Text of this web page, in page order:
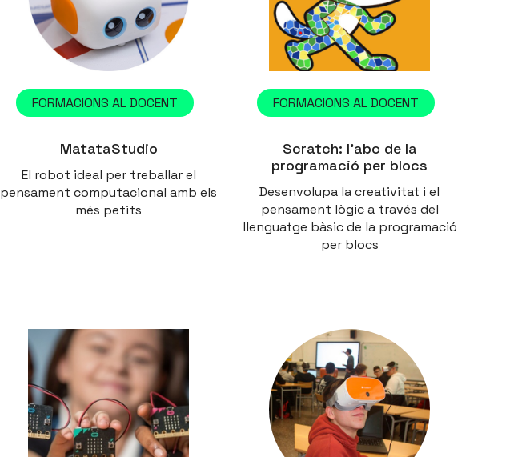
FORMACIONS AL DOCENT
MatataStudio
El robot ideal per treballar el
pensament computacional amb els
més petits
FORMACIONS AL DOCENT
Scratch: l’abc de la
programació per blocs
Desenvolupa la creativitat i el
pensament lògic a través del
llenguatge bàsic de la programació
per blocs